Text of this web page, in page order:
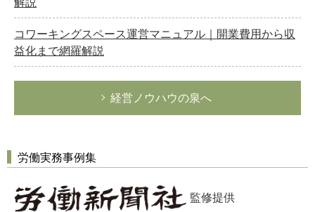
コワーキングスペース運営マニュアル｜開業費用から収
益化まで網羅解説
経営ノウハウの泉へ
労働実務事例集
監修提供